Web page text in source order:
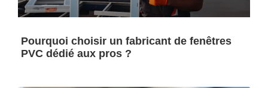
Pourquoi choisir un fabricant de fenêtres
PVC dédié aux pros ?